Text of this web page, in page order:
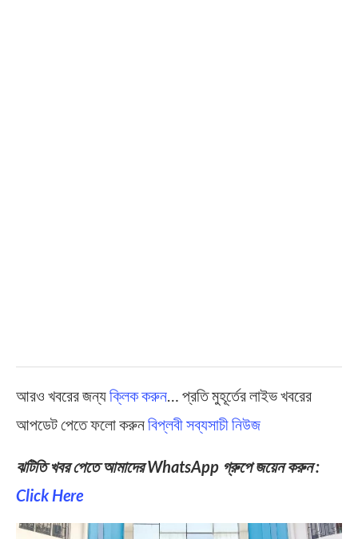
আরও খবরের জন্যক্লিক করুন… প্রতি মুহূর্তের লাইভ খবরের
আপডেট পেতে ফলো করুনবিপ্লবী সব্যসাচী নিউজ
ঝটিতি খবর পেতে আমাদের WhatsApp গ্রুপে জয়েন করুন :
Click Here